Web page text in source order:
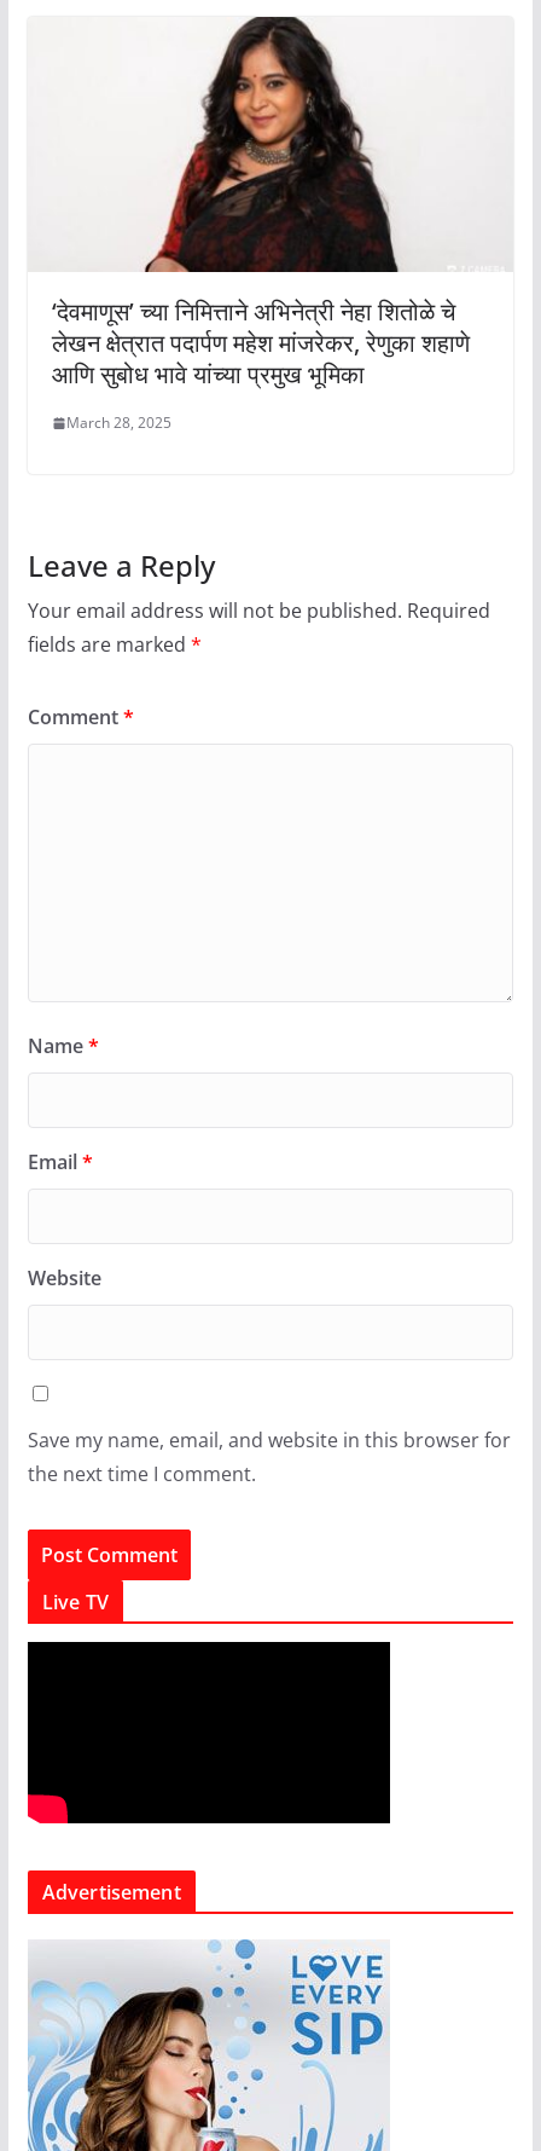
‘देवमाणूस’ च्या निमित्ताने अभिनेत्री नेहा शितोळे चे
लेखन क्षेत्रात पदार्पण महेश मांजरेकर, रेणुका शहाणे
आणि सुबोध भावे यांच्या प्रमुख भूमिका
March 28, 2025
Leave a Reply
Your email address will not be published. Required
fields are marked *
Comment*
Name*
Email*
Website
Save my name, email, and website in this browser for
the next time I comment.
Live TV
Advertisement